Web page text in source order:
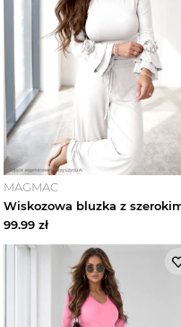
MAGMAC
99.99 zł